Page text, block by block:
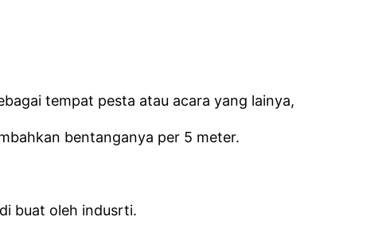
tempat pesta atau acara yang lainya,
bentanganya per 5 meter.
buat oleh indusrti.